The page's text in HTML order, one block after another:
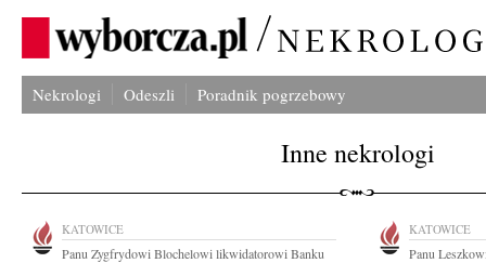
Nekrologi Odeszli Poradnik pogrzebowy
Inne nekrologi
KATOWICE
Panu Zygfrydowi Blochelowi likwidatorowi Banku
KATOWICE
Panu